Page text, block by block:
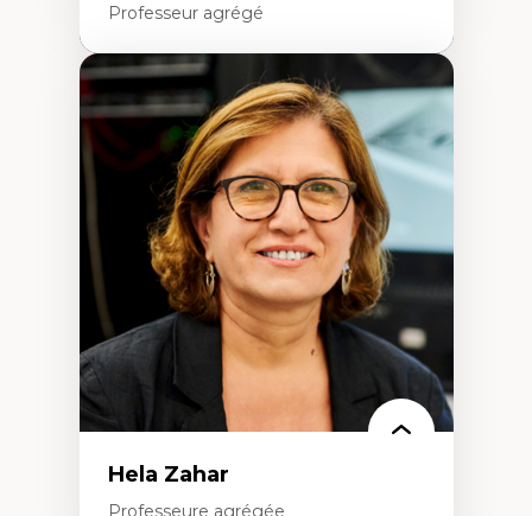
Professeur agrégé
Expertises
Amérique latine
Théories du développement et
développement alternatif
Théories de l’État
Développement durable
Économie politique
Théories marxistes
Mouvements sociaux
Transition énergétique
Énergies renouvelables
Hela Zahar
Professeure agrégée